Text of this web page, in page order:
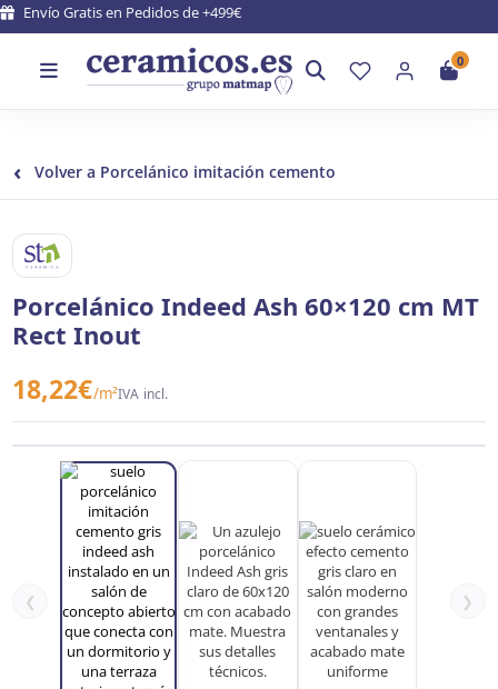
Envío Gratis en Pedidos de +499€
0
‹ Volver a Porcelánico imitación cemento
STN CERAMICA
Porcelánico Indeed Ash 60×120 cm MT
Rect Inout
18,22€/m²IVA incl.
❮ ❯